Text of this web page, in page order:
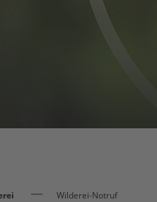
Wilderei-Notruf